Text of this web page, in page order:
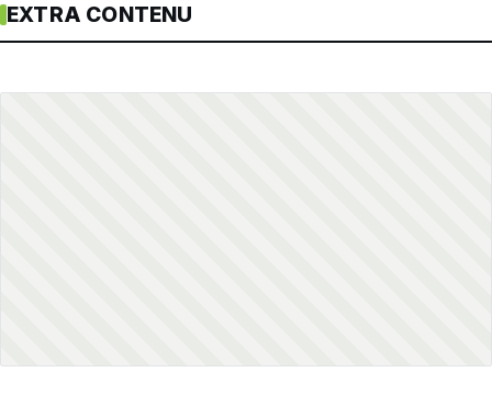
EXTRA CONTENU